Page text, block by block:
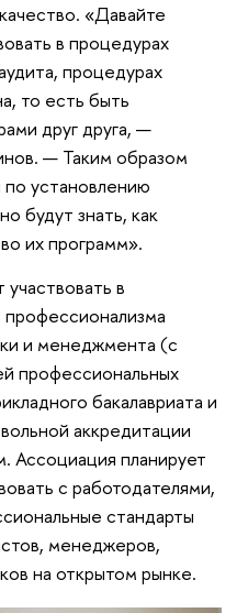
«Давайте
в процедурах
процедурах
то есть быть
друг друга, —
— Таким образом
по установлению
будут знать, как
их программ».
в
и менеджмента (с
профессиональных
бакалавриата и
аккредитации
Ассоциация планирует
с работодателями,
стандарты
менеджеров,
на открытом рынке.